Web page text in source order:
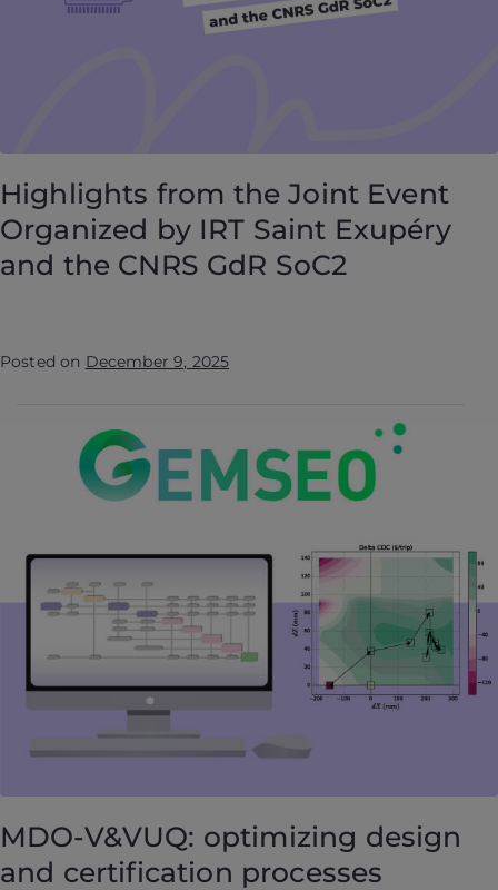
Highlights from the Joint Event
Organized by IRT Saint Exupéry
and the CNRS GdR SoC2
Posted on December 9, 2025
MDO-V&VUQ: optimizing design
and certification processes